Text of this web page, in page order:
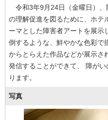
令和3年9月24日（金曜日）、
の理解促進を図るために、ホテ
ーマとした障害者アートを展示
倒するような、鮮やかな色彩で
からとらえた作品などが展示さ
発信することができて、 障が
ります。
写真